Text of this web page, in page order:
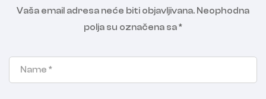
Vaša email adresa neće biti objavljivana. Neophodna
polja su označena sa*